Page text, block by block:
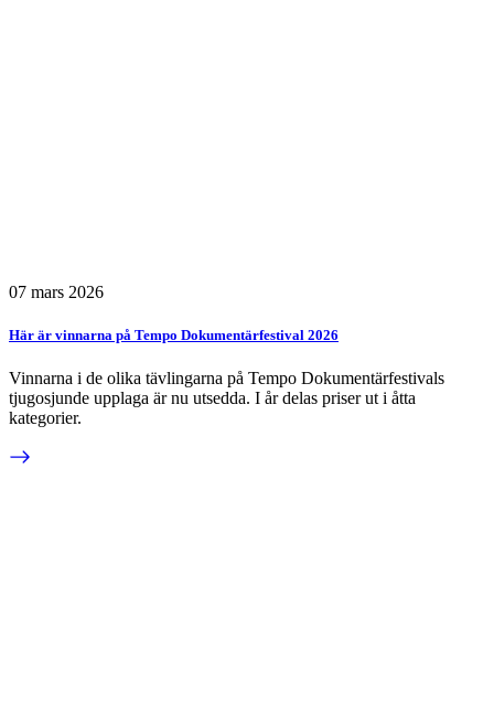
07 mars 2026
Här är vinnarna på Tempo Dokumentärfestival 2026
Vinnarna i de olika tävlingarna på Tempo Dokumentärfestivals
tjugosjunde upplaga är nu utsedda. I år delas priser ut i åtta
kategorier.